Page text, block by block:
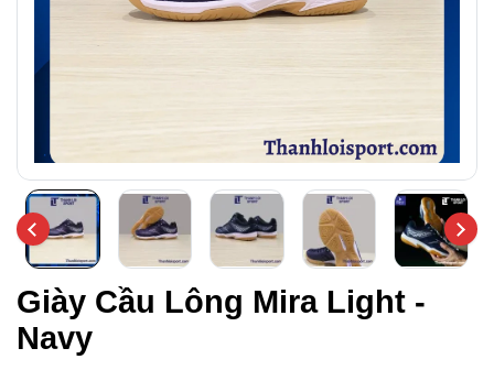
Giày Cầu Lông Mira Light -
Navy